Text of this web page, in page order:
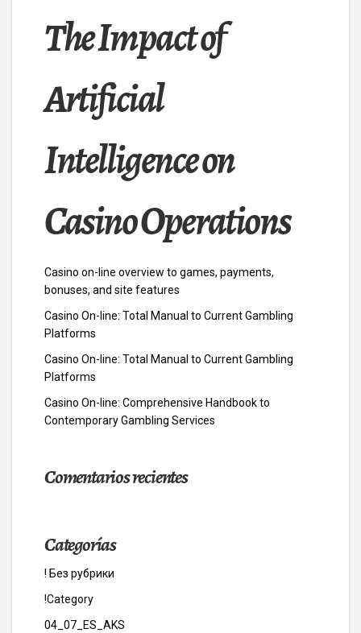
The Impact of
Artificial
Intelligence on
Casino Operations
Casino on-line overview to games, payments,
bonuses, and site features
Casino On-line: Total Manual to Current Gambling
Platforms
Casino On-line: Total Manual to Current Gambling
Platforms
Casino On-line: Comprehensive Handbook to
Contemporary Gambling Services
Comentarios recientes
Categorías
! Без рубрики
!Category
04_07_ES_AKS